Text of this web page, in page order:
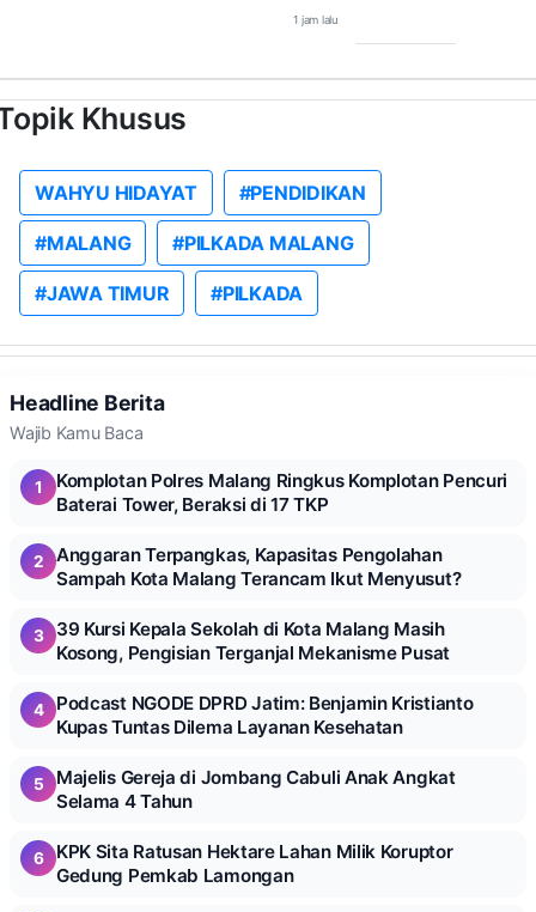
1 jam lalu
Khusus
WAHYU HIDAYAT #PENDIDIKAN
#MALANG #PILKADA MALANG
#JAWA TIMUR #PILKADA
Headline Berita
Wajib Kamu Baca
1
Komplotan Polres Malang Ringkus Komplotan Pencuri
Baterai Tower, Beraksi di 17 TKP
2
Anggaran Terpangkas, Kapasitas Pengolahan
Sampah Kota Malang Terancam Ikut Menyusut?
3
39 Kursi Kepala Sekolah di Kota Malang Masih
Kosong, Pengisian Terganjal Mekanisme Pusat
4
Podcast NGODE DPRD Jatim: Benjamin Kristianto
Kupas Tuntas Dilema Layanan Kesehatan
5
Majelis Gereja di Jombang Cabuli Anak Angkat
Selama 4 Tahun
6
KPK Sita Ratusan Hektare Lahan Milik Koruptor
Gedung Pemkab Lamongan